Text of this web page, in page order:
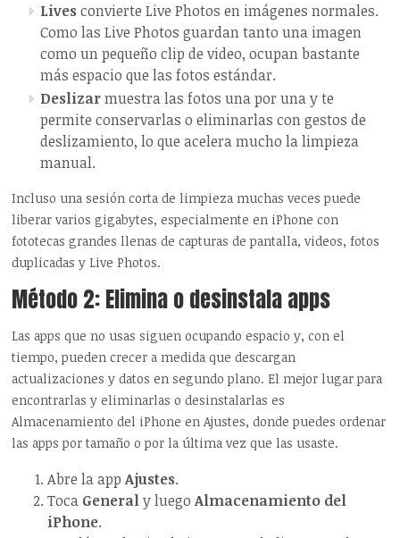
Livesconvierte Live Photos en imágenes normales.
Como las Live Photos guardan tanto una imagen
como un pequeño clip de video, ocupan bastante
más espacio que las fotos estándar.
Deslizarmuestra las fotos una por una y te
permite conservarlas o eliminarlas con gestos de
deslizamiento, lo que acelera mucho la limpieza
manual.
Incluso una sesión corta de limpieza muchas veces puede
liberar varios gigabytes, especialmente en iPhone con
fototecas grandes llenas de capturas de pantalla, videos, fotos
duplicadas y Live Photos.
Método 2: Elimina o desinstala apps
Las apps que no usas siguen ocupando espacio y, con el
tiempo, pueden crecer a medida que descargan
actualizaciones y datos en segundo plano. El mejor lugar para
encontrarlas y eliminarlas o desinstalarlas es
Almacenamiento del iPhone en Ajustes, donde puedes ordenar
las apps por tamaño o por la última vez que las usaste.
Abre la appAjustes.
Toca Generaly luegoAlmacenamiento del
iPhone.